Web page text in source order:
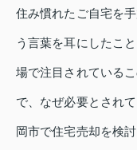
住み慣れたご自宅を
う言葉を耳にしたこ
場で注目されている
で、なぜ必要とされ
岡市で住宅売却を検